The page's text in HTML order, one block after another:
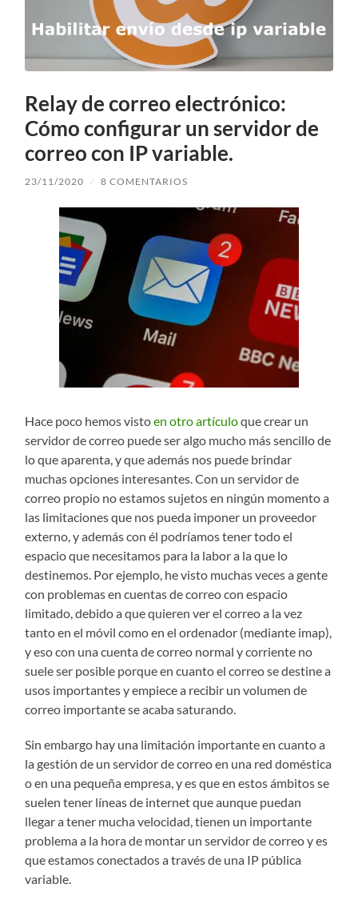
Relay de correo electrónico:
Cómo configurar un servidor de
correo con IP variable.
23/11/2020 / 8 COMENTARIOS
Hace poco hemos vistoen otro artículoque crear un
servidor de correo puede ser algo mucho más sencillo de
lo que aparenta, y que además nos puede brindar
muchas opciones interesantes. Con un servidor de
correo propio no estamos sujetos en ningún momento a
las limitaciones que nos pueda imponer un proveedor
externo, y además con él podríamos tener todo el
espacio que necesitamos para la labor a la que lo
destinemos. Por ejemplo, he visto muchas veces a gente
con problemas en cuentas de correo con espacio
limitado, debido a que quieren ver el correo a la vez
tanto en el móvil como en el ordenador (mediante imap),
y eso con una cuenta de correo normal y corriente no
suele ser posible porque en cuanto el correo se destine a
usos importantes y empiece a recibir un volumen de
correo importante se acaba saturando.
Sin embargo hay una limitación importante en cuanto a
la gestión de un servidor de correo en una red doméstica
o en una pequeña empresa, y es que en estos ámbitos se
suelen tener líneas de internet que aunque puedan
llegar a tener mucha velocidad, tienen un importante
problema a la hora de montar un servidor de correo y es
que estamos conectados a través de una IP pública
variable.